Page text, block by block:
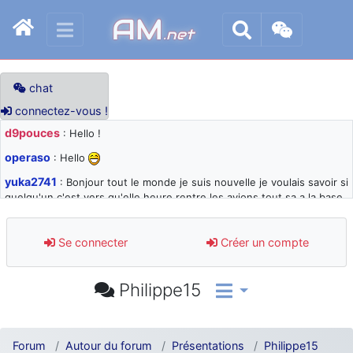
AM.net
chat
connectez-vous !
d9pouces : Hello !
operaso : Hello
yuka2741 : Bonjour tout le monde je suis nouvelle je voulais savoir si
quelqu'un c'est vers qu'elle heure rentre les avions tout sa a la base
d9pouces: désolé pour les quelques blocages du site ces derniers
jours : je teste des méthodes contre le spam et les bots trop nocifs
: Super, la nouvelle bannière
d9pouces: je suis un avion@,._,+ > lesquels ? je ne suis pas sûr de
comprendre
Se connecter Créer un compte
Philippe15
Forum Autour du forum Présentations Philippe15